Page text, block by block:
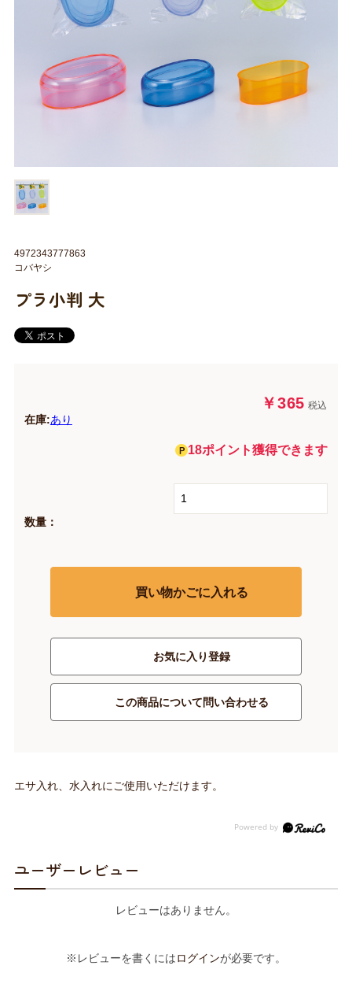
プラ小判 大
￥365 税込
在庫:あり
18ポイント獲得できます
数量：
買い物かごに入れる
お気に入り登録
この商品について問い合わせる
4972343777863
コバヤシ
エサ入れ、水入れにご使用いただけます。
ユーザーレビュー
レビューはありません。
※レビューを書くにはログインが必要です。